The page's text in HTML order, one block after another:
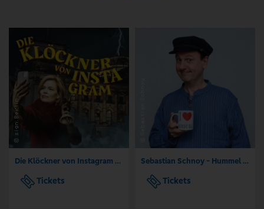
Die Klöckner von Instagram - Kabarett Distel
Tickets
Sebastian Schnoy - Hummel Hummel - Heimat Hamburg
Tickets